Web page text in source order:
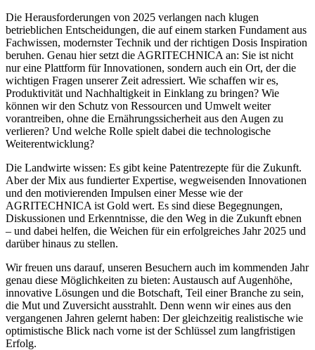
Die Herausforderungen von 2025 verlangen nach klugen
betrieblichen Entscheidungen, die auf einem starken Fundament aus
Fachwissen, modernster Technik und der richtigen Dosis Inspiration
beruhen. Genau hier setzt die AGRITECHNICA an: Sie ist nicht
nur eine Plattform für Innovationen, sondern auch ein Ort, der die
wichtigen Fragen unserer Zeit adressiert. Wie schaffen wir es,
Produktivität und Nachhaltigkeit in Einklang zu bringen? Wie
können wir den Schutz von Ressourcen und Umwelt weiter
vorantreiben, ohne die Ernährungssicherheit aus den Augen zu
verlieren? Und welche Rolle spielt dabei die technologische
Weiterentwicklung?
Die Landwirte wissen: Es gibt keine Patentrezepte für die Zukunft.
Aber der Mix aus fundierter Expertise, wegweisenden Innovationen
und den motivierenden Impulsen einer Messe wie der
AGRITECHNICA ist Gold wert. Es sind diese Begegnungen,
Diskussionen und Erkenntnisse, die den Weg in die Zukunft ebnen
– und dabei helfen, die Weichen für ein erfolgreiches Jahr 2025 und
darüber hinaus zu stellen.
Wir freuen uns darauf, unseren Besuchern auch im kommenden Jahr
genau diese Möglichkeiten zu bieten: Austausch auf Augenhöhe,
innovative Lösungen und die Botschaft, Teil einer Branche zu sein,
die Mut und Zuversicht ausstrahlt. Denn wenn wir eines aus den
vergangenen Jahren gelernt haben: Der gleichzeitig realistische wie
optimistische Blick nach vorne ist der Schlüssel zum langfristigen
Erfolg.